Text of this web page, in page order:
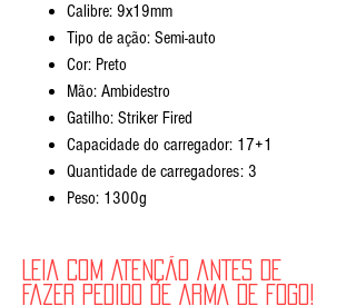
Calibre: 9x19mm
Tipo de ação: Semi-auto
Cor: Preto
Mão: Ambidestro
Gatilho: Striker Fired
Capacidade do carregador: 17+1
Quantidade de carregadores: 3
Peso: 1300g
LEIA COM ATENÇÃO ANTES DE
FAZER PEDIDO DE ARMA DE FOGO!